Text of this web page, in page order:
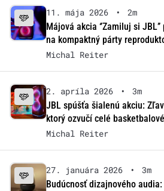
11. mája 2026 •
2m
Májová akcia ‘’Zamiluj si
na kompaktný párty
Michal Reiter
2. apríla 2026 •
3m
JBL spúšťa šialenú akciu:
ktorý ozvučí celé
Michal Reiter
27. januára 2026 •
3m
Budúcnosť dizajnového